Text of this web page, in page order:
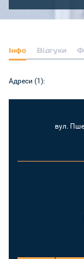
Інфо Відгуки
Адреси (1):
вул.